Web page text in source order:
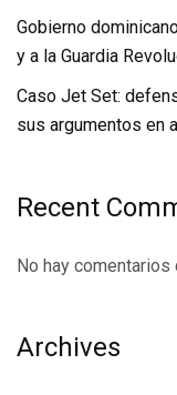
Gobierno
y a la Guardia
Caso Jet Set:
sus argumentos en
Recent
No hay comentarios
Archives